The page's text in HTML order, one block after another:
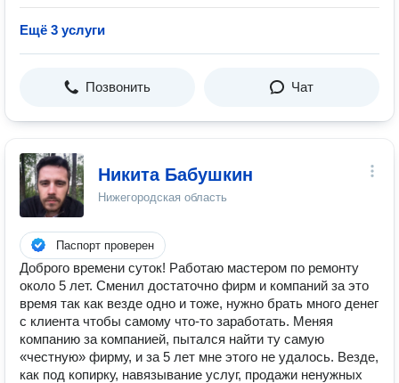
Ещё 3 услуги
Позвонить Чат
Никита Бабушкин
Нижегородская область
Паспорт проверен
Доброго времени суток! Работаю мастером по ремонту
около 5 лет. Сменил достаточно фирм и компаний за это
время так как везде одно и тоже, нужно брать много денег
с клиента чтобы самому что-то заработать. Меняя
компанию за компанией, пытался найти ту самую
«честную» фирму, и за 5 лет мне этого не удалось. Везде,
как под копирку, навязывание услуг, продажи ненужных